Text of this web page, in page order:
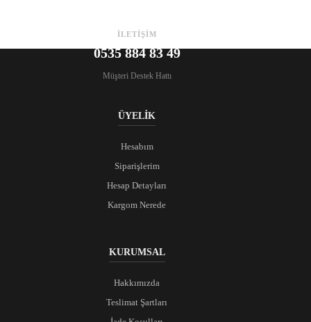
İLETİŞİM
0535 884 83 49
Müşteri Destek Hattı
ÜYELİK
Hesabım
Siparişlerim
Hesap Detayları
Kargom Nerede
KURUMSAL
Hakkımızda
Teslimat Şartları